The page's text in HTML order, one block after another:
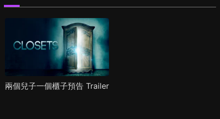
兩個兒子一個櫃子預告 Trailer